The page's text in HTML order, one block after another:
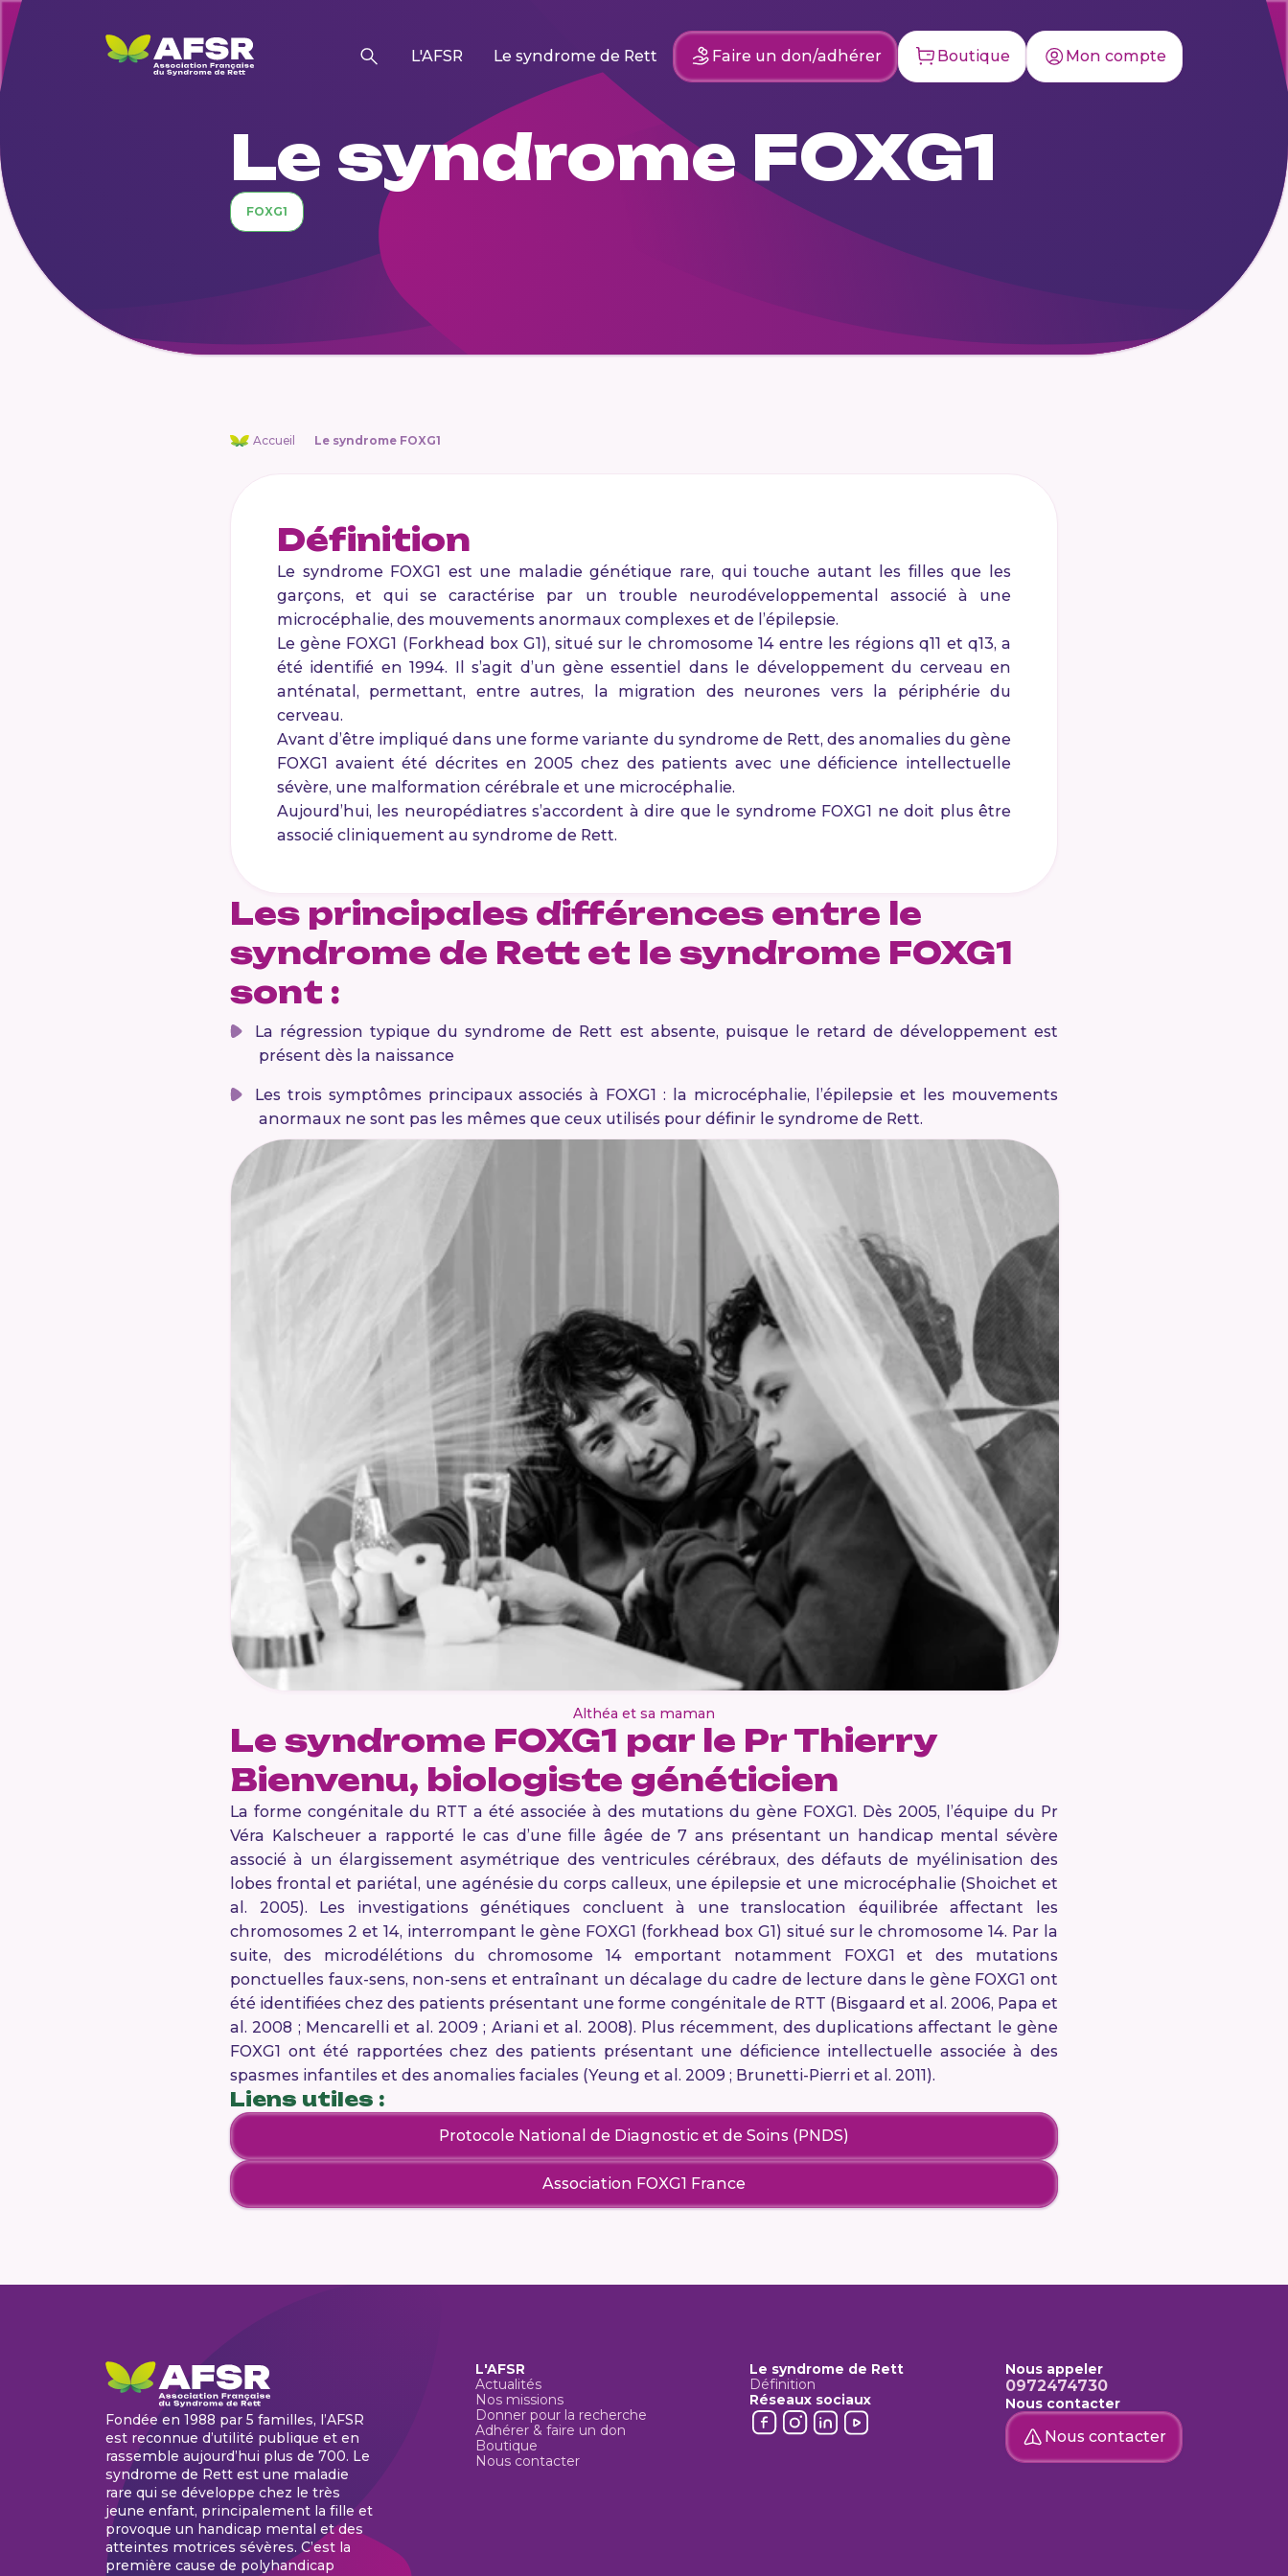
L'AFSR Le syndrome de Rett Faire un don/adhérer Boutique Mon compte
Le syndrome FOXG1
FOXG1
Accueil Le syndrome FOXG1
Définition
Le syndrome FOXG1 est une maladie génétique rare, qui touche autant les filles que les
garçons, et qui se caractérise par un trouble neurodéveloppemental associé à une
microcéphalie, des mouvements anormaux complexes et de l’épilepsie.
Le gène FOXG1 (Forkhead box G1), situé sur le chromosome 14 entre les régions q11 et q13, a
été identifié en 1994. Il s’agit d’un gène essentiel dans le développement du cerveau en
anténatal, permettant, entre autres, la migration des neurones vers la périphérie du
cerveau.
Avant d’être impliqué dans une forme variante du syndrome de Rett, des anomalies du gène
FOXG1 avaient été décrites en 2005 chez des patients avec une déficience intellectuelle
sévère, une malformation cérébrale et une microcéphalie.
Aujourd’hui, les neuropédiatres s’accordent à dire que le syndrome FOXG1 ne doit plus être
associé cliniquement au syndrome de Rett.
Les principales différences entre le
syndrome de Rett et le syndrome FOXG1
sont :
La régression typique du syndrome de Rett est absente, puisque le retard de développement est
présent dès la naissance
Les trois symptômes principaux associés à FOXG1 : la microcéphalie, l’épilepsie et les mouvements
anormaux ne sont pas les mêmes que ceux utilisés pour définir le syndrome de Rett.
Althéa et sa maman
Le syndrome FOXG1 par le Pr Thierry
Bienvenu, biologiste généticien
La forme congénitale du RTT a été associée à des mutations du gène FOXG1. Dès 2005, l’équipe du Pr
Véra Kalscheuer a rapporté le cas d’une fille âgée de 7 ans présentant un handicap mental sévère
associé à un élargissement asymétrique des ventricules cérébraux, des défauts de myélinisation des
lobes frontal et pariétal, une agénésie du corps calleux, une épilepsie et une microcéphalie (Shoichet et
al. 2005). Les investigations génétiques concluent à une translocation équilibrée affectant les
chromosomes 2 et 14, interrompant le gène FOXG1 (forkhead box G1) situé sur le chromosome 14. Par la
suite, des microdélétions du chromosome 14 emportant notamment FOXG1 et des mutations
ponctuelles faux-sens, non-sens et entraînant un décalage du cadre de lecture dans le gène FOXG1 ont
été identifiées chez des patients présentant une forme congénitale de RTT (Bisgaard et al. 2006, Papa et
al. 2008 ; Mencarelli et al. 2009 ; Ariani et al. 2008). Plus récemment, des duplications affectant le gène
FOXG1 ont été rapportées chez des patients présentant une déficience intellectuelle associée à des
spasmes infantiles et des anomalies faciales (Yeung et al. 2009 ; Brunetti-Pierri et al. 2011).
Liens utiles :
Protocole National de Diagnostic et de Soins (PNDS)
Association FOXG1 France
Fondée en 1988 par 5 familles, l’AFSR
est reconnue d’utilité publique et en
rassemble aujourd’hui plus de 700. Le
syndrome de Rett est une maladie
rare qui se développe chez le très
jeune enfant, principalement la fille et
provoque un handicap mental et des
atteintes motrices sévères. C’est la
première cause de polyhandicap
L'AFSR
Actualités
Nos missions
Donner pour la recherche
Adhérer & faire un don
Boutique
Nous contacter
Le syndrome de Rett
Définition
Réseaux sociaux
Nous appeler
0972474730
Nous contacter
Nous contacter